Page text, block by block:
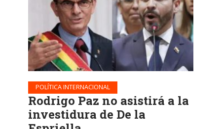
POLÍTICA INTERNACIONAL
Rodrigo Paz no asistirá a la
investidura de De la